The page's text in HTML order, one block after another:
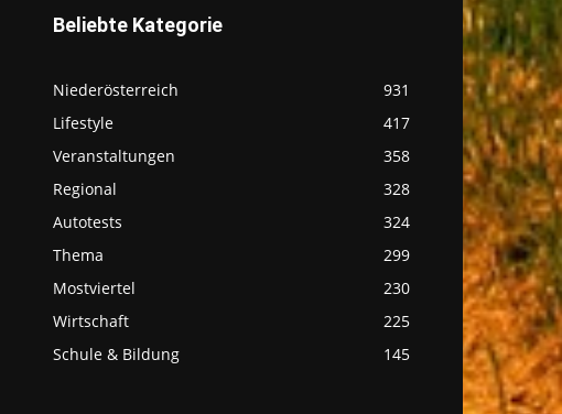
Beliebte Kategorie
Niederösterreich
931
Lifestyle
417
Veranstaltungen
358
Regional
328
Autotests
324
Thema
299
Mostviertel
230
Wirtschaft
225
Schule & Bildung
145